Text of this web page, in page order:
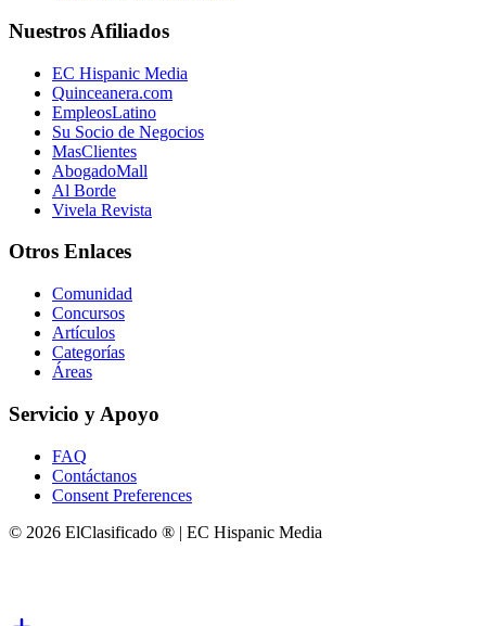
Nuestros Afiliados
EC Hispanic Media
Quinceanera.com
EmpleosLatino
Su Socio de Negocios
MasClientes
AbogadoMall
Al Borde
Vivela Revista
Otros Enlaces
Comunidad
Concursos
Artículos
Categorías
Áreas
Servicio y Apoyo
FAQ
Contáctanos
Consent Preferences
© 2026 ElClasificado ® | EC Hispanic Media